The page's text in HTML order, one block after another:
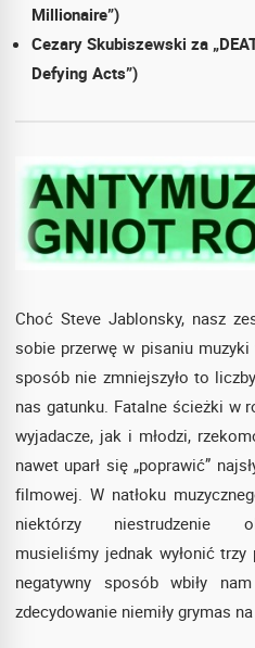
Millionaire”)
Cezary Skubiszewski za
Defying Acts”)
Choć Steve Jablonsky, nasz
sobie przerwę w pisaniu
sposób nie zmniejszyło to
nas gatunku. Fatalne ścieżki w
wyjadacze, jak i młodzi,
nawet uparł się „poprawić”
filmowej. W natłoku
niektórzy niestrudzenie
musieliśmy jednak wyłonić
negatywny sposób wbiły
zdecydowanie niemiły grymas